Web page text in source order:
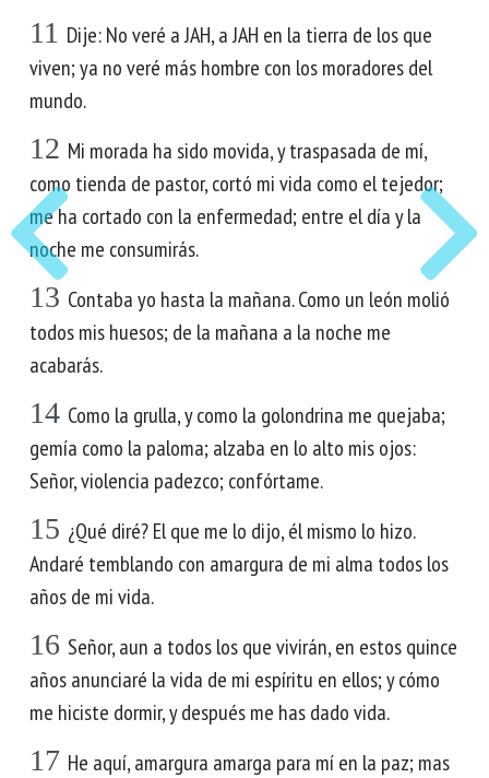
11 Dije: No veré a JAH, a JAH en la tierra de los que
viven; ya no veré más hombre con los moradores del
mundo.
12 Mi morada ha sido movida, y traspasada de mí,
como tienda de pastor, cortó mi vida como el tejedor;
me ha cortado con la enfermedad; entre el día y la
noche me consumirás.
13 Contaba yo hasta la mañana. Como un león molió
todos mis huesos; de la mañana a la noche me
acabarás.
14 Como la grulla, y como la golondrina me quejaba;
gemía como la paloma; alzaba en lo alto mis ojos:
Señor, violencia padezco; confórtame.
15 ¿Qué diré? El que me lo dijo, él mismo lo hizo.
Andaré temblando con amargura de mi alma todos los
años de mi vida.
16 Señor, aun a todos los que vivirán, en estos quince
años anunciaré la vida de mi espíritu en ellos; y cómo
me hiciste dormir, y después me has dado vida.
17 He aquí, amargura amarga para mí en la paz; mas